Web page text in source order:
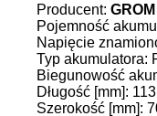
Producent: GROM
Pojemność
Napięcie
Typ akumulatora:
Biegunowość
Długość [mm]: 113
Szerokość [mm]: